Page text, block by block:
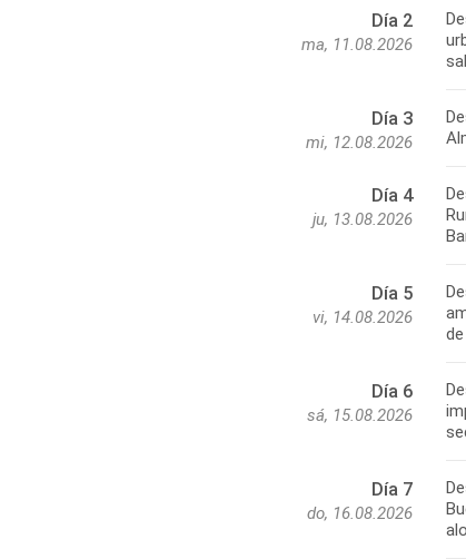
Día 2
ma, 11.08.2026
Día 3
mi, 12.08.2026
Día 4
ju, 13.08.2026
Día 5
vi, 14.08.2026
Día 6
sá, 15.08.2026
Día 7
do, 16.08.2026